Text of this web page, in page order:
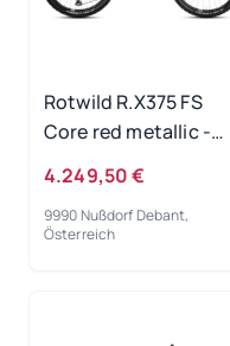
Rotwild R.X375 FS
Core red metallic -
4.249,50 €
9990 Nußdorf Debant,
Österreich